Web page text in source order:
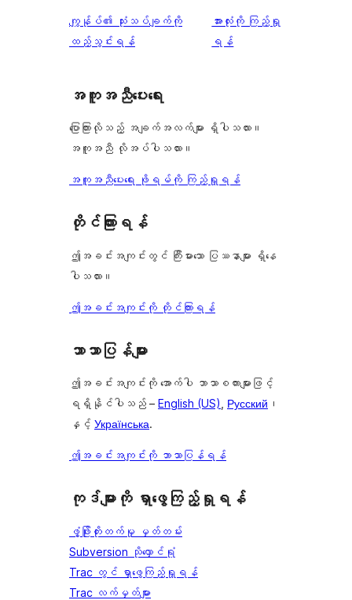
သုံးသပ်
ချက်
ပွင့်
အဆင့်
0
စောင်
ကျွန်ုပ်၏ သုံးသပ်ချက်ကို
ထည့်သွင်းရန်
သုံးသပ်
ချက်
အားလုံးကို ကြည့်ရှု
ရန်
အကူအညီပေးရေး
ပြောကြားလိုသည့် အချက်အလက်များ ရှိပါသလား။
အကူအညီ လိုအပ်ပါသလား။
အကူအညီပေးရေး ဖိုရမ်ကို ကြည့်ရှုရန်
တိုင်ကြားရန်
ဤအခင်းအကျင်းတွင် ကြီးမားသော ပြဿနာများ ရှိနေ
ပါသလား။
ဤအခင်းအကျင်းကို တိုင်ကြားရန်
ဘာသာပြန်များ
ဤအခင်းအကျင်းကို အောက်ပါ ဘာသာစကားများဖြင့်
ရရှိနိုင်ပါသည် – English (US), Русский ၊
နှင့် Українська.
ဤအခင်းအကျင်းကို ဘာသာပြန်ရန်
ကုဒ်များကို ရှာဖွေကြည့်ရှုရန်
ဖွံ့ဖြိုးတိုးတက်မှု မှတ်တမ်း
Subversion သိုလှောင်ရုံ
Trac တွင် ရှာဖွေကြည့်ရှုရန်
Trac လက်မှတ်များ